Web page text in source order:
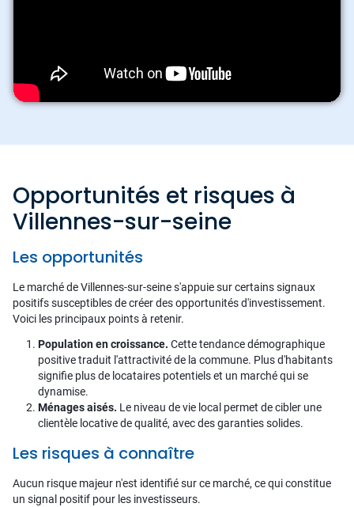
Opportunités et risques à
Villennes-sur-seine
Les opportunités
Le marché de Villennes-sur-seine s'appuie sur certains signaux
positifs susceptibles de créer des opportunités d'investissement.
Voici les principaux points à retenir.
Population en croissance. Cette tendance démographique
positive traduit l'attractivité de la commune. Plus d'habitants
signifie plus de locataires potentiels et un marché qui se
dynamise.
Ménages aisés. Le niveau de vie local permet de cibler une
clientèle locative de qualité, avec des garanties solides.
Les risques à connaître
Aucun risque majeur n'est identifié sur ce marché, ce qui constitue
un signal positif pour les investisseurs.